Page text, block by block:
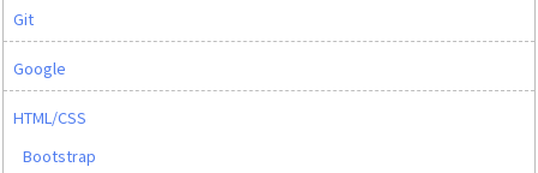
Git
Google
HTML/CSS
Bootstrap